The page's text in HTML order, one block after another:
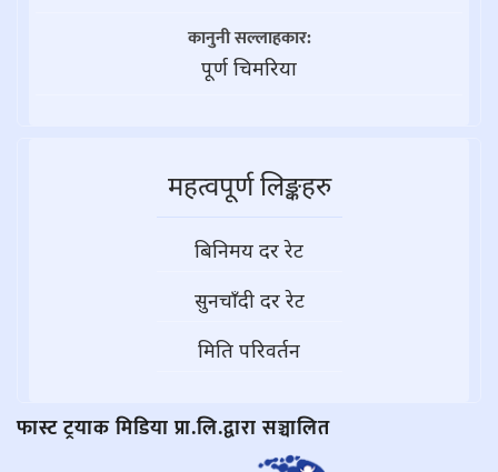
कानुनी सल्लाहकार:
पूर्ण चिमरिया
महत्वपूर्ण लिङ्कहरु
बिनिमय दर रेट
सुनचाँदी दर रेट
मिति परिवर्तन
फास्ट ट्रयाक मिडिया प्रा.लि.द्वारा सञ्चालित